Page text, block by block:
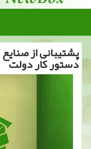
پشتیبانی از
دستور كار دولت